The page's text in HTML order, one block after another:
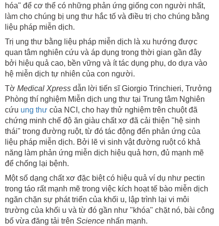
hóa" để cơ thể có những phản ứng giống con người nhất,
làm cho chúng bị ung thư hắc tố và điều trị cho chúng bằng
liệu pháp miễn dịch.
Trị ung thư bằng liệu pháp miễn dịch là xu hướng được
quan tâm nghiên cứu và áp dụng trong thời gian gần đây
bởi hiệu quả cao, bền vững và ít tác dụng phụ, do dựa vào
hệ miễn dịch tự nhiên của con người.
Tờ Medical Xpress dẫn lời tiến sĩ Giorgio Trinchieri, Trưởng
Phòng thí nghiệm Miễn dịch ung thư tại Trung tâm Nghiên
cứu ung thư của NCI, cho hay thử nghiệm trên chuột đã
chứng minh chế độ ăn giàu chất xơ đã cải thiện "hệ sinh
thái" trong đường ruột, từ đó tác động đến phản ứng của
liệu pháp miễn dịch. Bởi lẽ vi sinh vật đường ruột có khả
năng làm phản ứng miễn dịch hiệu quả hơn, đủ mạnh mẽ
để chống lại bệnh.
Một số dạng chất xơ đặc biệt có hiệu quả ví dụ như pectin
trong táo rất mạnh mẽ trong việc kích hoạt tế bào miễn dịch
ngăn chặn sự phát triển của khối u, lập trình lại vi môi
trường của khối u và từ đó gần như "khóa" chặt nó, bài công
bố vừa đăng tải trên Science nhấn mạnh.